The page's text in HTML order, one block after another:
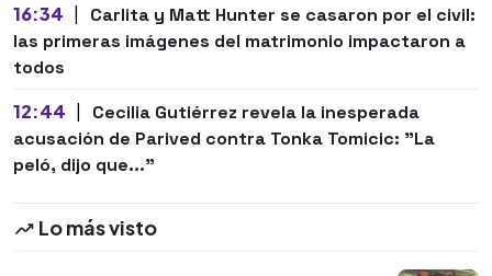
16:34 |
Carlita y Matt Hunter se casaron por el civil:
las primeras imágenes del matrimonio impactaron a
todos
12:44 |
Cecilia Gutiérrez revela la inesperada
acusación de Parived contra Tonka Tomicic: "La
peló, dijo que..."
Lo más visto